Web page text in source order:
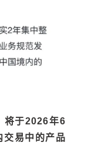
将于2026年6
交易中的产品